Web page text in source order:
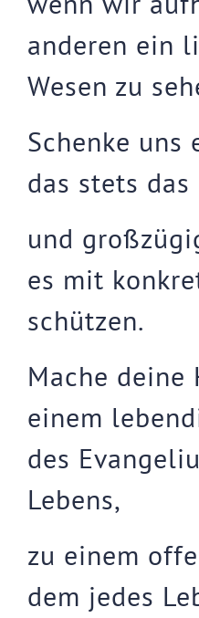
anderen ein
Wesen zu
Schenke uns
das stets
und
es mit
schützen.
Mache deine
einem
des
Lebens,
zu einem
dem jedes